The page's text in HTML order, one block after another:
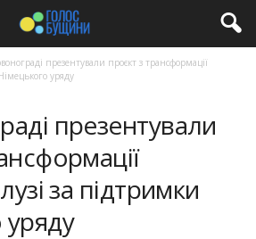
презентували проєкт з трансформації
уряду
презентували
за підтримки
уряду